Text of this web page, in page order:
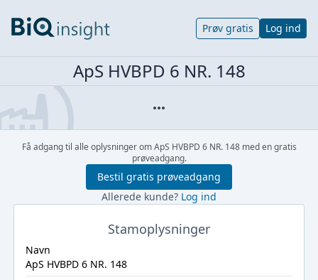
Prøv gratis Log ind
ApS HVBPD 6 NR. 148
Få adgang til alle oplysninger om ApS HVBPD 6 NR. 148 med en gratis
prøveadgang.
Bestil gratis prøveadgang
Allerede kunde? Log ind
Stamoplysninger
Navn
ApS HVBPD 6 NR. 148